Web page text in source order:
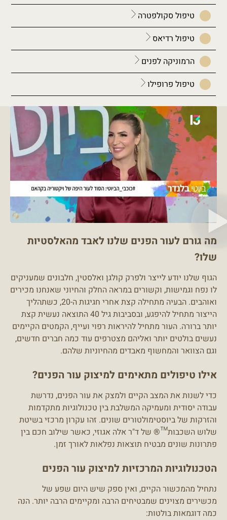
טיפול סקולפטרה
טיפול רדיאס
הרמוניקה לפנים
טיפול פרופילו
מה גורם לעור הפנים שלנו לאבד מהאלסטיות
שלו?
הגוף שלנו יודע לייצר ולפרק קולגן ואלסטין, חלבונים שמעניקים
לו נפח וגמישות, וקשורים במראה החלק והחיוני שאנחנו מכירים
ואוהבים. הבעיה מתחילה קצת אחרי חגיגות ה-20, כשתהליך
הייצור מתחיל להיפגע, ובסביבות גיל 40 התוצאה נעשית קצת
יותר ברורה. העור מתחיל להיראות רפוי ועייף, הקמטים הקיימים
נעשים בולטים יותר ואליהם מצטרפים עוד כמה חברים חדשים,
וגם הצוואר והמחשוף מאבדים מהחיוניות שלהם.
אילו טיפולים מתאימים למיצוק עור הפנים?
כדי לשנות את המצב הקיים ולמצק את עור הפנים, נדרשת
עבודה יסודית ומעמיקה המשלבת בין טכנולוגיות מתקדמות
והזרקות של ביוסטימולטורים שונים. זהו עקרון מרכזי בשיטת
שלוש השכבות™® של ד"ר אלה אגוזי, כאשר שילוב חכם בין
פתרונות שונים מבטיח תוצאות נפלאות לאורך זמן.
הטכנולוגיות המרכזיות למיצוק עור הפנים
נתחיל מהמכשור הקיים, ואין ספק שיש היום שפע של
מכשירים מצוינים שמבטיחים הרבה ומקיימים הרבה יותר. הנה
כמה דוגמאות בולטות: